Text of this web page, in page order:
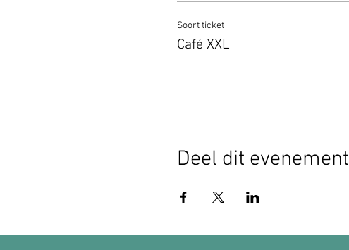
Soort ticket
Café XXL
Deel dit evenement